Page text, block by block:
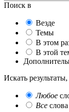
Поиск в
Везде
Темы
В этом
В этой
Искать
Любое
Все